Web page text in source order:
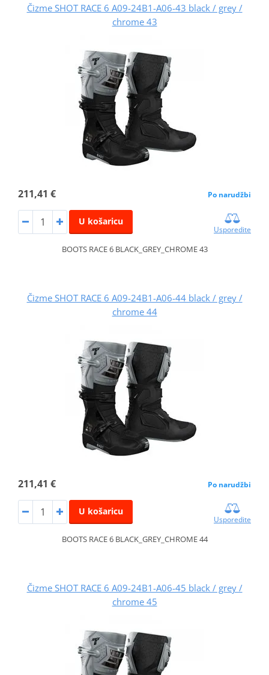
Čizme SHOT RACE 6 A09-24B1-A06-43 black / grey /
chrome 43
211,41 € Po narudžbi
U košaricu
Usporedite
BOOTS RACE 6 BLACK_GREY_CHROME 43
Čizme SHOT RACE 6 A09-24B1-A06-44 black / grey /
chrome 44
211,41 € Po narudžbi
U košaricu
Usporedite
BOOTS RACE 6 BLACK_GREY_CHROME 44
Čizme SHOT RACE 6 A09-24B1-A06-45 black / grey /
chrome 45